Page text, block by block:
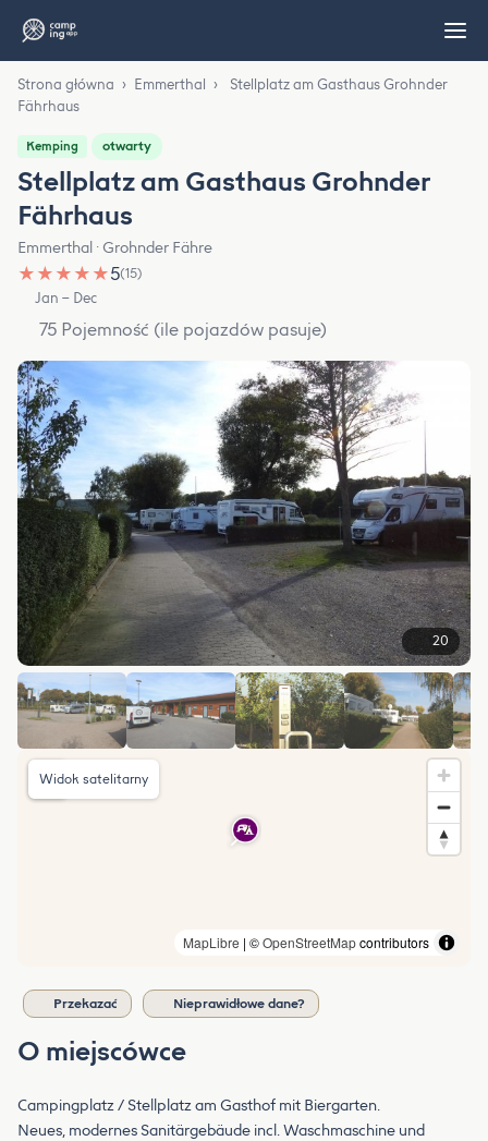
Strona główna › Emmerthal ›
Stellplatz am Gasthaus Grohnder
Fährhaus
Kemping otwarty
Stellplatz am Gasthaus Grohnder
Fährhaus
Emmerthal · Grohnder Fähre
★ ★ ★ ★ ★5(15)
Jan – Dec
75 Pojemność (ile pojazdów pasuje)
20
MapLibre | ©OpenStreetMapcontributors
Widok satelitarny
Przekazać Nieprawidłowe dane?
O miejscówce
Campingplatz / Stellplatz am Gasthof mit Biergarten.
Neues, modernes Sanitärgebäude incl. Waschmaschine und